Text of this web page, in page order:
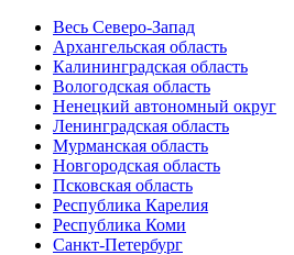
Весь Северо-Запад
Архангельская область
Калининградская область
Вологодская область
Ненецкий автономный округ
Ленинградская область
Мурманская область
Новгородская область
Псковская область
Республика Карелия
Республика Коми
Санкт-Петербург